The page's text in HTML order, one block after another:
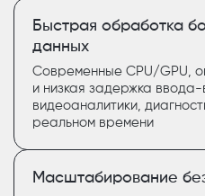
Быстрая обработка
данных
Современные CPU/GPU,
и низкая задержка
видеоаналитики,
реальном времени
Масштабирование